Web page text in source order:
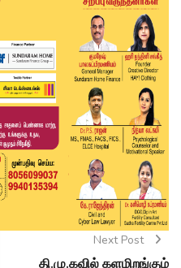
Next Post
தி.மு.கவில் களமிறங்கும்